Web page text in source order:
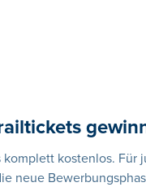
kostenlos. Für
neue